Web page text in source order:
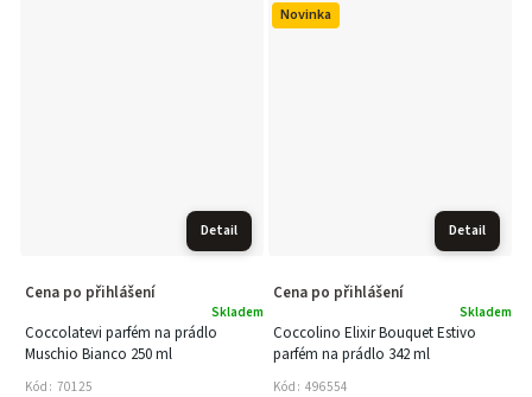
Detail
Coccolatevi parfém na prádlo
Muschio Bianco 250 ml
Skladem
Cena po přihlášení
Kód: 70125
Novinka
Detail
Coccolino Elixir Bouquet Estivo
parfém na prádlo 342 ml
Skladem
Cena po přihlášení
Kód: 496554